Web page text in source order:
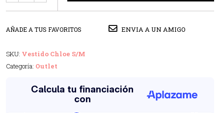
AÑADE A TUS FAVORITOS ENVIA A UN AMIGO
SKU: Vestido Chloe S/M
Categoría: Outlet